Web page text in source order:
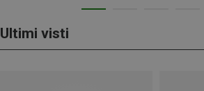
Ultimi visti